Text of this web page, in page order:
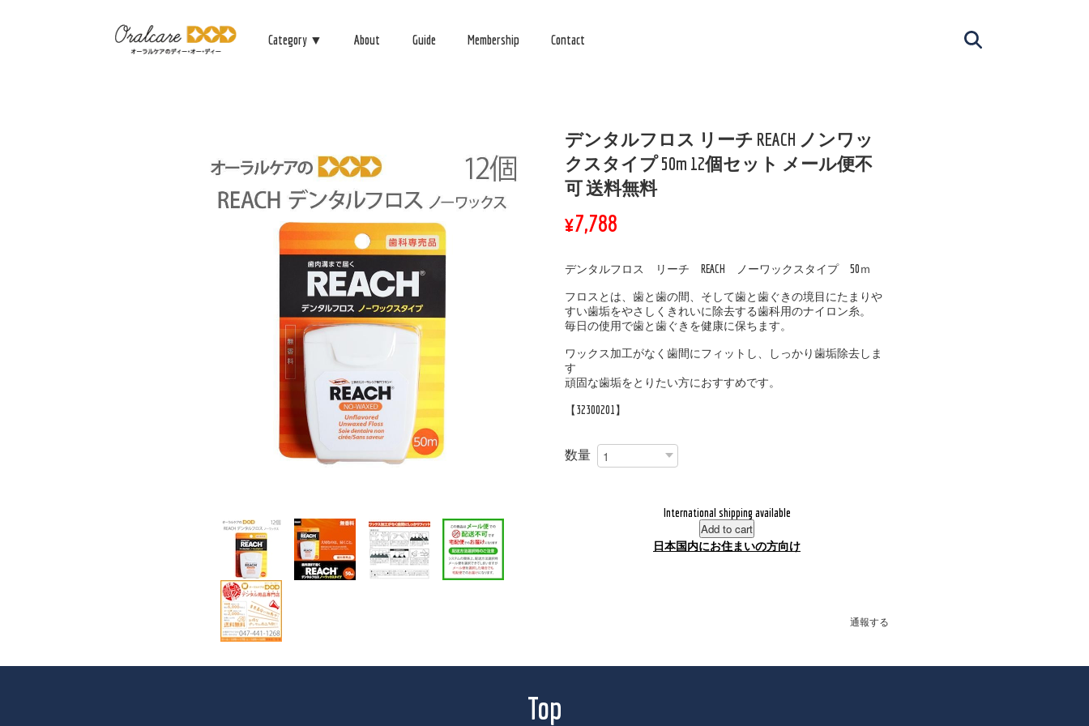
Category ▼ About Guide Membership Contact
デンタルフロス リーチ REACH ノンワッ
クスタイプ 50m 12個セット メール便不
可 送料無料
¥7,788
デンタルフロス リーチ REACH ノーワックスタイプ 50ｍ
フロスとは、歯と歯の間、そして歯と歯ぐきの境目にたまりや
すい歯垢をやさしくきれいに除去する歯科用のナイロン糸。
毎日の使用で歯と歯ぐきを健康に保ちます。
ワックス加工がなく歯間にフィットし、しっかり歯垢除去しま
す
頑固な歯垢をとりたい方におすすめです。
【32300201】
数量
International shipping available
Add to cart
日本国内にお住まいの方向け
通報する
Top